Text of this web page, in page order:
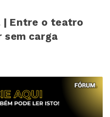
| Entre o teatro
carga